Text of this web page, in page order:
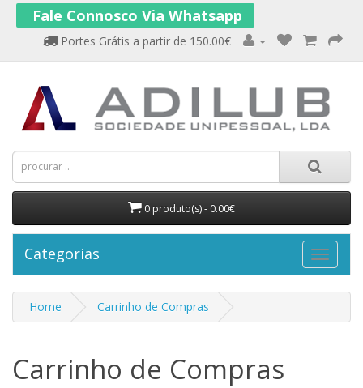
Fale Connosco Via Whatsapp
Portes Grátis a partir de 150.00€
0 produto(s) - 0.00€
Categorias
Home Carrinho de Compras
Carrinho de Compras